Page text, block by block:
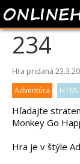
234
Hra pridaná
Adventúra
HTML
Hľadajte
Monkey Go
Hra je v štýle